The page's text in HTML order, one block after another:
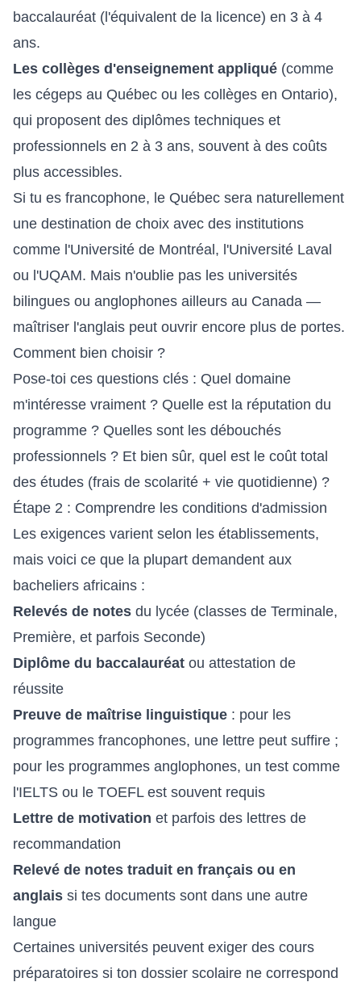
baccalauréat (l'équivalent de la licence) en 3 à 4
ans.
Les collèges d'enseignement appliqué (comme
les cégeps au Québec ou les collèges en Ontario),
qui proposent des diplômes techniques et
professionnels en 2 à 3 ans, souvent à des coûts
plus accessibles.
Si tu es francophone, le Québec sera naturellement
une destination de choix avec des institutions
comme l'Université de Montréal, l'Université Laval
ou l'UQAM. Mais n'oublie pas les universités
bilingues ou anglophones ailleurs au Canada —
maîtriser l'anglais peut ouvrir encore plus de portes.
Comment bien choisir ?
Pose-toi ces questions clés : Quel domaine
m'intéresse vraiment ? Quelle est la réputation du
programme ? Quelles sont les débouchés
professionnels ? Et bien sûr, quel est le coût total
des études (frais de scolarité + vie quotidienne) ?
Étape 2 : Comprendre les conditions d'admission
Les exigences varient selon les établissements,
mais voici ce que la plupart demandent aux
bacheliers africains :
Relevés de notes du lycée (classes de Terminale,
Première, et parfois Seconde)
Diplôme du baccalauréat ou attestation de
réussite
Preuve de maîtrise linguistique : pour les
programmes francophones, une lettre peut suffire ;
pour les programmes anglophones, un test comme
l'IELTS ou le TOEFL est souvent requis
Lettre de motivation et parfois des lettres de
recommandation
Relevé de notes traduit en français ou en
anglais si tes documents sont dans une autre
langue
Certaines universités peuvent exiger des cours
préparatoires si ton dossier scolaire ne correspond